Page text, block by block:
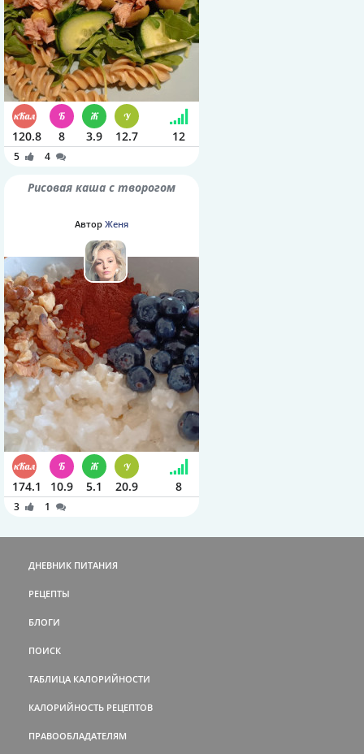
120.8 8 3.9 12.7 12
5 4
Рисовая каша с творогом
Автор Женя
174.1 10.9 5.1 20.9 8
3 1
ДНЕВНИК ПИТАНИЯ
РЕЦЕПТЫ
БЛОГИ
ПОИСК
ТАБЛИЦА КАЛОРИЙНОСТИ
КАЛОРИЙНОСТЬ РЕЦЕПТОВ
ПРАВООБЛАДАТЕЛЯМ